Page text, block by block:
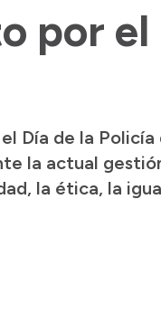
por el
Día de la Policía
la actual
la ética, la